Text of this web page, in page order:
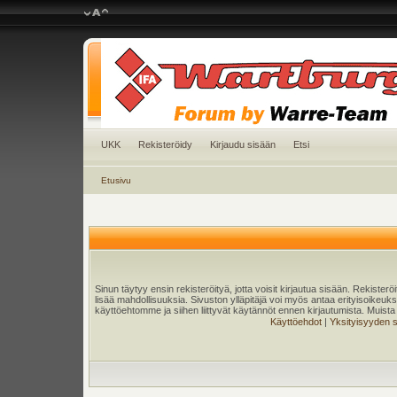
UKK Rekisteröidy Kirjaudu sisään Etsi
Etusivu
Sinun täytyy ensin rekisteröityä, jotta voisit kirjautua sisään.
lisää mahdollisuuksia. Sivuston ylläpitäjä voi myös antaa
käyttöehtomme ja siihen liittyvät käytännöt ennen kirjautumista.
Käyttöehdot| Yksityisyyden